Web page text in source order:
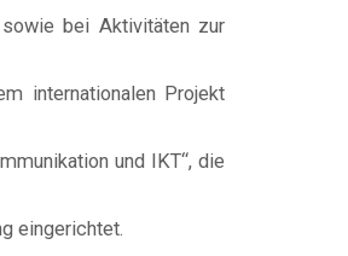
bei Aktivitäten zur
internationalen Projekt
und IKT“, die
eingerichtet.